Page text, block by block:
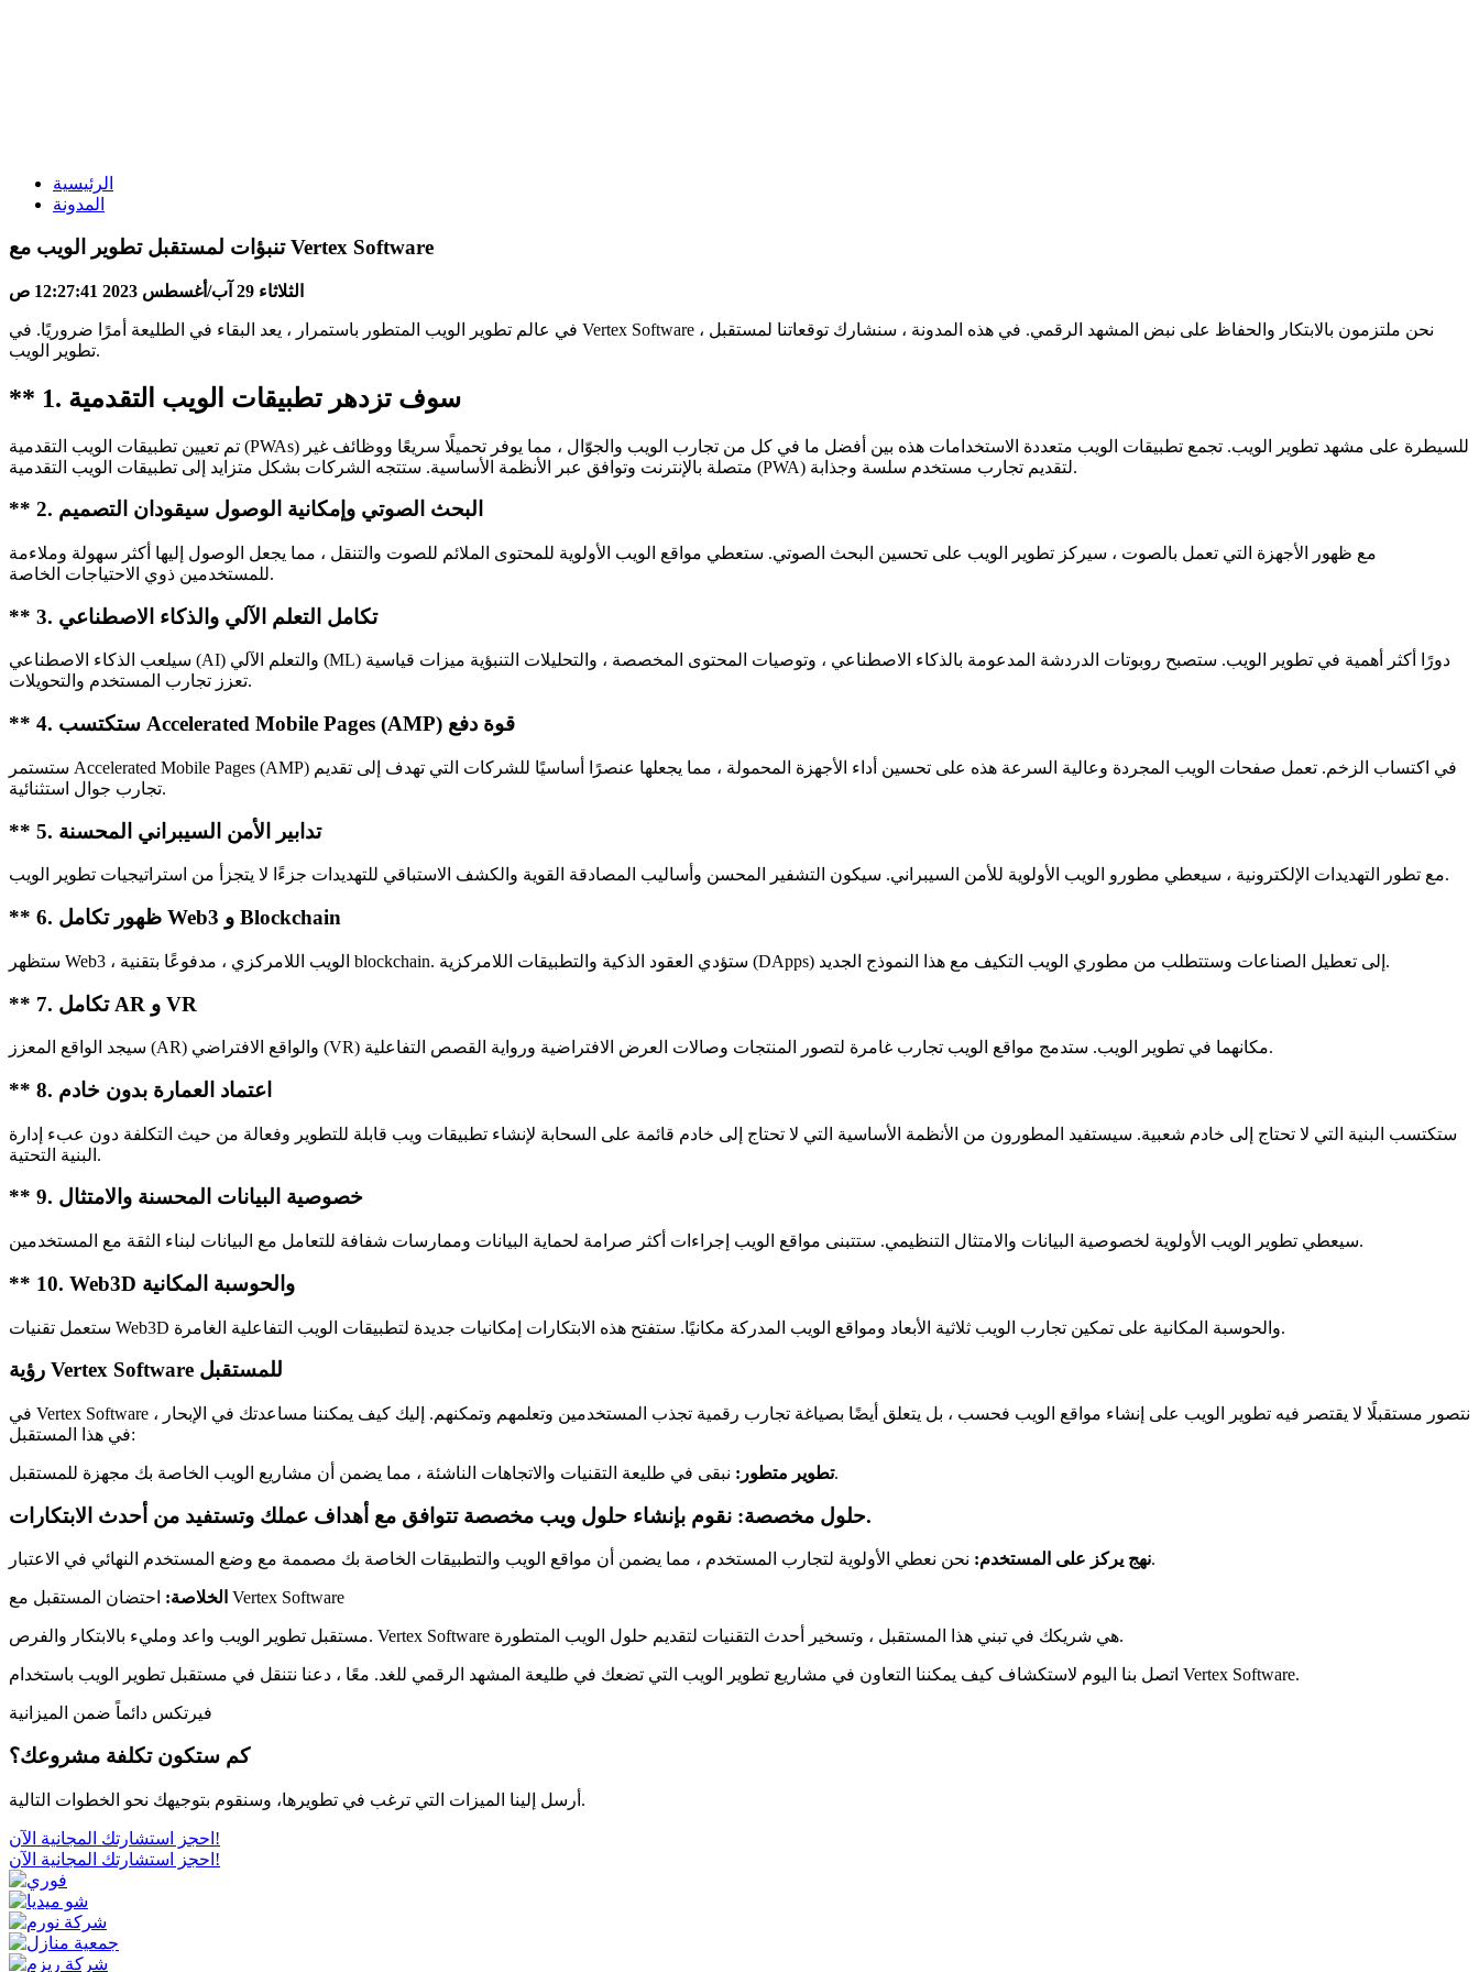
الرئيسية
المدونة
تنبؤات لمستقبل تطوير الويب مع Vertex Software
الثلاثاء 29 آب/أغسطس 2023 12:27:41 ص
في عالم تطوير الويب المتطور باستمرار ، يعد البقاء في الطليعة أمرًا ضروريًا. في Vertex Software ، نحن ملتزمون بالابتكار والحفاظ على نبض المشهد الرقمي. في هذه المدونة ، سنشارك توقعاتنا لمستقبل
تطوير الويب.
** 1. سوف تزدهر تطبيقات الويب التقدمية
تم تعيين تطبيقات الويب التقدمية (PWAs) للسيطرة على مشهد تطوير الويب. تجمع تطبيقات الويب متعددة الاستخدامات هذه بين أفضل ما في كل من تجارب الويب والجوّال ، مما يوفر تحميلًا سريعًا ووظائف غير
متصلة بالإنترنت وتوافق عبر الأنظمة الأساسية. ستتجه الشركات بشكل متزايد إلى تطبيقات الويب التقدمية (PWA) لتقديم تجارب مستخدم سلسة وجذابة.
** 2. البحث الصوتي وإمكانية الوصول سيقودان التصميم
مع ظهور الأجهزة التي تعمل بالصوت ، سيركز تطوير الويب على تحسين البحث الصوتي. ستعطي مواقع الويب الأولوية للمحتوى الملائم للصوت والتنقل ، مما يجعل الوصول إليها أكثر سهولة وملاءمة
للمستخدمين ذوي الاحتياجات الخاصة.
** 3. تكامل التعلم الآلي والذكاء الاصطناعي
سيلعب الذكاء الاصطناعي (AI) والتعلم الآلي (ML) دورًا أكثر أهمية في تطوير الويب. ستصبح روبوتات الدردشة المدعومة بالذكاء الاصطناعي ، وتوصيات المحتوى المخصصة ، والتحليلات التنبؤية ميزات قياسية
تعزز تجارب المستخدم والتحويلات.
** 4. ستكتسب Accelerated Mobile Pages (AMP) قوة دفع
ستستمر Accelerated Mobile Pages (AMP) في اكتساب الزخم. تعمل صفحات الويب المجردة وعالية السرعة هذه على تحسين أداء الأجهزة المحمولة ، مما يجعلها عنصرًا أساسيًا للشركات التي تهدف إلى تقديم
تجارب جوال استثنائية.
** 5. تدابير الأمن السيبراني المحسنة
مع تطور التهديدات الإلكترونية ، سيعطي مطورو الويب الأولوية للأمن السيبراني. سيكون التشفير المحسن وأساليب المصادقة القوية والكشف الاستباقي للتهديدات جزءًا لا يتجزأ من استراتيجيات تطوير الويب.
** 6. ظهور تكامل Web3 و Blockchain
ستظهر Web3 ، الويب اللامركزي ، مدفوعًا بتقنية blockchain. ستؤدي العقود الذكية والتطبيقات اللامركزية (DApps) إلى تعطيل الصناعات وستتطلب من مطوري الويب التكيف مع هذا النموذج الجديد.
** 7. تكامل AR و VR
سيجد الواقع المعزز (AR) والواقع الافتراضي (VR) مكانهما في تطوير الويب. ستدمج مواقع الويب تجارب غامرة لتصور المنتجات وصالات العرض الافتراضية ورواية القصص التفاعلية.
** 8. اعتماد العمارة بدون خادم
ستكتسب البنية التي لا تحتاج إلى خادم شعبية. سيستفيد المطورون من الأنظمة الأساسية التي لا تحتاج إلى خادم قائمة على السحابة لإنشاء تطبيقات ويب قابلة للتطوير وفعالة من حيث التكلفة دون عبء إدارة
البنية التحتية.
** 9. خصوصية البيانات المحسنة والامتثال
سيعطي تطوير الويب الأولوية لخصوصية البيانات والامتثال التنظيمي. ستتبنى مواقع الويب إجراءات أكثر صرامة لحماية البيانات وممارسات شفافة للتعامل مع البيانات لبناء الثقة مع المستخدمين.
** 10. Web3D والحوسبة المكانية
ستعمل تقنيات Web3D والحوسبة المكانية على تمكين تجارب الويب ثلاثية الأبعاد ومواقع الويب المدركة مكانيًا. ستفتح هذه الابتكارات إمكانيات جديدة لتطبيقات الويب التفاعلية الغامرة.
رؤية Vertex Software للمستقبل
في Vertex Software ، نتصور مستقبلًا لا يقتصر فيه تطوير الويب على إنشاء مواقع الويب فحسب ، بل يتعلق أيضًا بصياغة تجارب رقمية تجذب المستخدمين وتعلمهم وتمكنهم. إليك كيف يمكننا مساعدتك في الإبحار
في هذا المستقبل:
تطوير متطور:نبقى في طليعة التقنيات والاتجاهات الناشئة ، مما يضمن أن مشاريع الويب الخاصة بك مجهزة للمستقبل.
حلول مخصصة:نقوم بإنشاء حلول ويب مخصصة تتوافق مع أهداف عملك وتستفيد من أحدث الابتكارات.
نهج يركز على المستخدم:نحن نعطي الأولوية لتجارب المستخدم ، مما يضمن أن مواقع الويب والتطبيقات الخاصة بك مصممة مع وضع المستخدم النهائي في الاعتبار.
الخلاصة: احتضان المستقبل مع Vertex Software
مستقبل تطوير الويب واعد ومليء بالابتكار والفرص. Vertex Software هي شريكك في تبني هذا المستقبل ، وتسخير أحدث التقنيات لتقديم حلول الويب المتطورة.
اتصل بنا اليوم لاستكشاف كيف يمكننا التعاون في مشاريع تطوير الويب التي تضعك في طليعة المشهد الرقمي للغد. معًا ، دعنا نتنقل في مستقبل تطوير الويب باستخدام Vertex Software.
فيرتكس دائماً ضمن الميزانية
كم ستكون تكلفة مشروعك؟
أرسل إلينا الميزات التي ترغب في تطويرها، وسنقوم بتوجيهك نحو الخطوات التالية.
احجز استشارتك المجانية الآن!
احجز استشارتك المجانية الآن!